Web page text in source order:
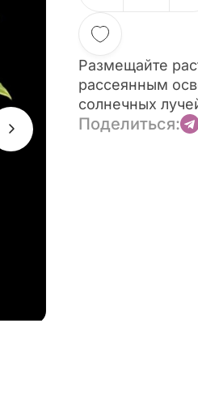
Размещайте
рассеянным
солнечных
Поделиться: